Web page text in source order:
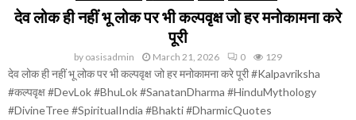
देव लोक ही नहीं भू लोक पर भी कल्पवृक्ष जो हर मनोकामना करे
पूरी
by oasisadmin March 21, 2026 0 129
देव लोक ही नहीं भू लोक पर भी कल्पवृक्ष जो हर मनोकामना करे पूरी #Kalpavriksha
#कल्पवृक्ष #DevLok #BhuLok #SanatanDharma #HinduMythology
#DivineTree #SpiritualIndia #Bhakti #DharmicQuotes